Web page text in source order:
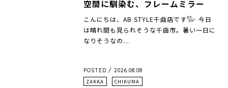
空間に馴染む、フレームミラー
こんにちは、AB STYLE千曲店です𓅺 今日
は晴れ間も見られそうな千曲市。暑い一日に
なりそうなの...
POSTED / 2026.08.08
ZAKKA CHIKUMA